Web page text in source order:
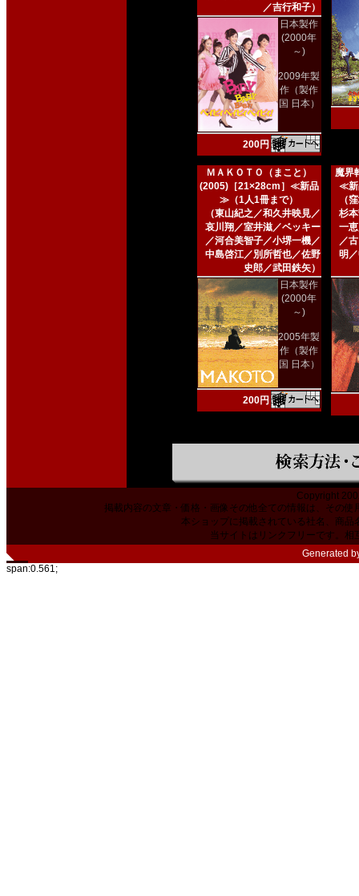
／吉行和子）
日本製作
(2000年
～)
2009年製
作（製作
国 日本）
200円
ＭＡＫＯＴＯ（まこと）
(2005)［21×28cm］≪新品
≫（1人1冊まで）
（東山紀之／和久井映見／
哀川翔／室井滋／ベッキー
／河合美智子／小堺一機／
中島啓江／別所哲也／佐野
史郎／武田鉄矢）
日本製作
(2000年
～)
2005年製
作（製作
国 日本）
200円
魔界
≪新
（
杉
一
／
明
Copyright
掲載内容の文章・価格・画像その他全ての情報は、その
本ショップに掲載されている社名、商
当サイトはリンクフリーです。相
Generated
span:0.561;